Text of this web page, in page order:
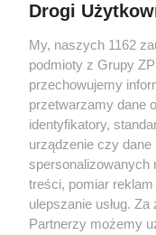
Park
eM4.Pracownia
największy park
Drogi
My, naszych 1162
podmioty z Grupy
przechowujemy
przetwarzamy dane
identyfikatory,
urządzenie czy dane
spersonalizowanych
treści, pomiar
ulepszanie usług.
Partnerzy możemy